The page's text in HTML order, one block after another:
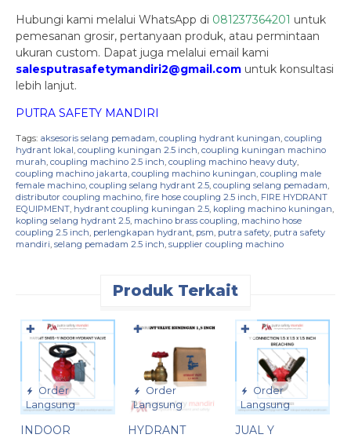
Hubungi kami melalui WhatsApp di 081237364201 untuk
pemesanan grosir, pertanyaan produk, atau permintaan
ukuran custom. Dapat juga melalui email kami
salesputrasafetymandiri2@gmail.com untuk konsultasi
lebih lanjut.
PUTRA SAFETY MANDIRI
Tags: aksesoris selang pemadam coupling hydrant kuningan coupling
hydrant lokal coupling kuningan 2.5 inch coupling kuningan machino
murah coupling machino 2.5 inch coupling machino heavy duty
coupling machino jakarta coupling machino kuningan coupling male
female machino coupling selang hydrant 2.5 coupling selang pemadam
distributor coupling machino fire hose coupling 2.5 inch FIRE HYDRANT
EQUIPMENT hydrant coupling kuningan 2.5 kopling machino kuningan
kopling selang hydrant 2.5 machino brass coupling machino hose
coupling 2.5 inch perlengkapan hydrant psm putra safety putra safety
mandiri selang pemadam 2.5 inch supplier coupling machino
Produk Terkait
Order
Langsung
INDOOR
✚
Order
Langsung
HYDRANT
✚
Order
Langsung
JUAL Y
✚